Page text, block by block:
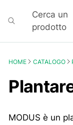
Cerca un
prodotto
HOME CATALOGO
MODUS è un